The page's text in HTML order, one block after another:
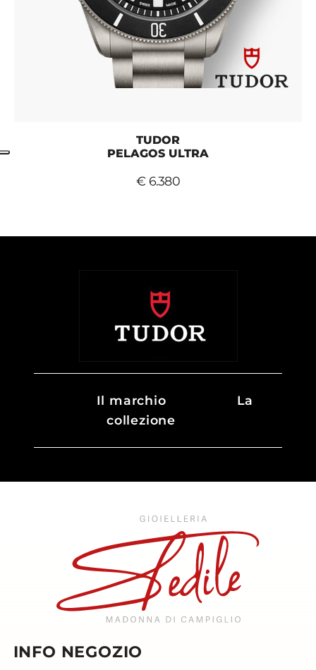
TUDOR
PELAGOS ULTRA
€ 6.380
Il marchio
La
collezione
INFO NEGOZIO